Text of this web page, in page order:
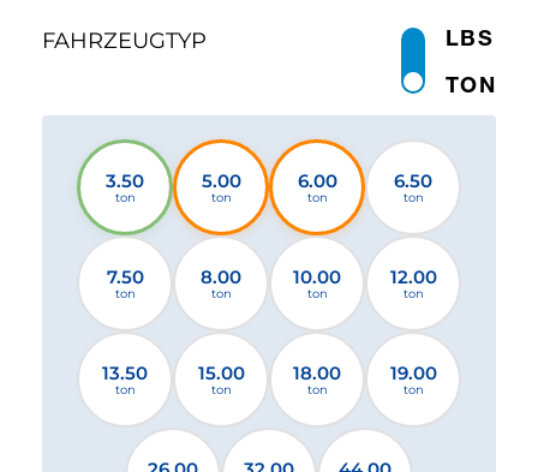
FAHRZEUGTYP
TON
LBS
3.50
ton
5.00
ton
6.00
ton
6.50
ton
7.50
ton
8.00
ton
10.00
ton
12.00
ton
13.50
ton
15.00
ton
18.00
ton
19.00
ton